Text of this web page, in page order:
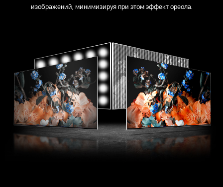
изображений, минимизируя при этом эффект ореола.